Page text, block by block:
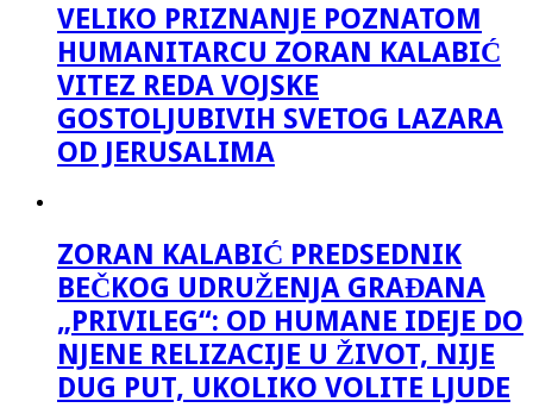
VELIKO PRIZNANJE POZNATOM
HUMANITARCU ZORAN KALABIĆ
VITEZ REDA VOJSKE
GOSTOLJUBIVIH SVETOG LAZARA
OD JERUSALIMA
ZORAN KALABIĆ PREDSEDNIK
BEČKOG UDRUŽENJA GRAĐANA
„PRIVILEG“: OD HUMANE IDEJE DO
NJENE RELIZACIJE U ŽIVOT, NIJE
DUG PUT, UKOLIKO VOLITE LJUDE